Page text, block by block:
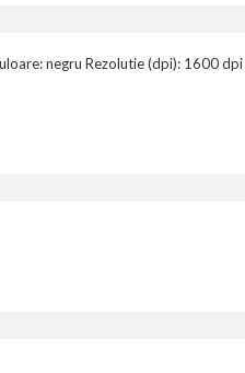
negru Rezolutie (dpi): 1600